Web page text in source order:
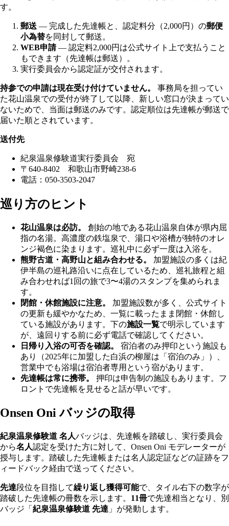
す。
郵送 — 完成した先達帳と、認定料分（2,000円）の郵便
小為替を同封して郵送。
WEB申請— 認定料2,000円は公式サイト上で支払うこと
もできます（先達帳は郵送）。
実行委員会から認定証が交付されます。
持参での申請は現在受け付けていません。
事務局を担ってい
た花山温泉での受付が終了して以降、新しい窓口が決まってい
ないためで、当面は郵送のみです。認定順位は先達帳が郵送で
届いた順とされています。
送付先
紀泉温泉修験道実行委員会 宛
〒640-8402 和歌山市野崎238-6
電話：050-3503-2047
巡り方のヒント
花山温泉は必訪。
創始の地である花山温泉自体が県内屈
指の名湯。高濃度の鉄塩泉で、湯口や浴槽が独特のオレ
ンジ褐色に染まります。巡礼中に必ず一度は入浴を。
熊野古道・高野山と組み合わせる。
加盟施設の多くは紀
伊半島の巡礼路沿いに点在しているため、巡礼旅程と組
み合わせれば1回の旅で3〜4湯のスタンプを集められま
す。
閉館・休館施設に注意。
加盟施設数が多く、公式サイト
の更新も緩やかなため、一覧に載ったまま閉館・休館し
ている施設があります。下の施設一覧で明示しています
が、遠回りする前に必ず電話で確認してください。
日帰り入浴の可否を確認。
宿泊者のみ押印という施設も
あり（2025年に加盟した白浜の柳屋は「宿泊のみ」）、
営業中でも浴場は宿泊者専用という宿があります。
先達帳は常に携帯。
押印は申告制の施設もあります。フ
ロントで先達帳を見せると話が早いです。
Onsen Oni バッジの取得
紀泉温泉修験道 名人バッジは、先達帳を踏破し、実行委員会
から名人認定を受けた方に対して、Onsen Oni モデレーターが
授与します。踏破した先達帳または名人認定証などの証跡をフ
ィードバック経由で送ってください。
先達段位を目指して繰り返し獲得可能で、タイル右下の数字が
踏破した先達帳の冊数を示します。 11冊で先達相当となり、別
バッジ「 紀泉温泉修験道 先達 」が発動します。